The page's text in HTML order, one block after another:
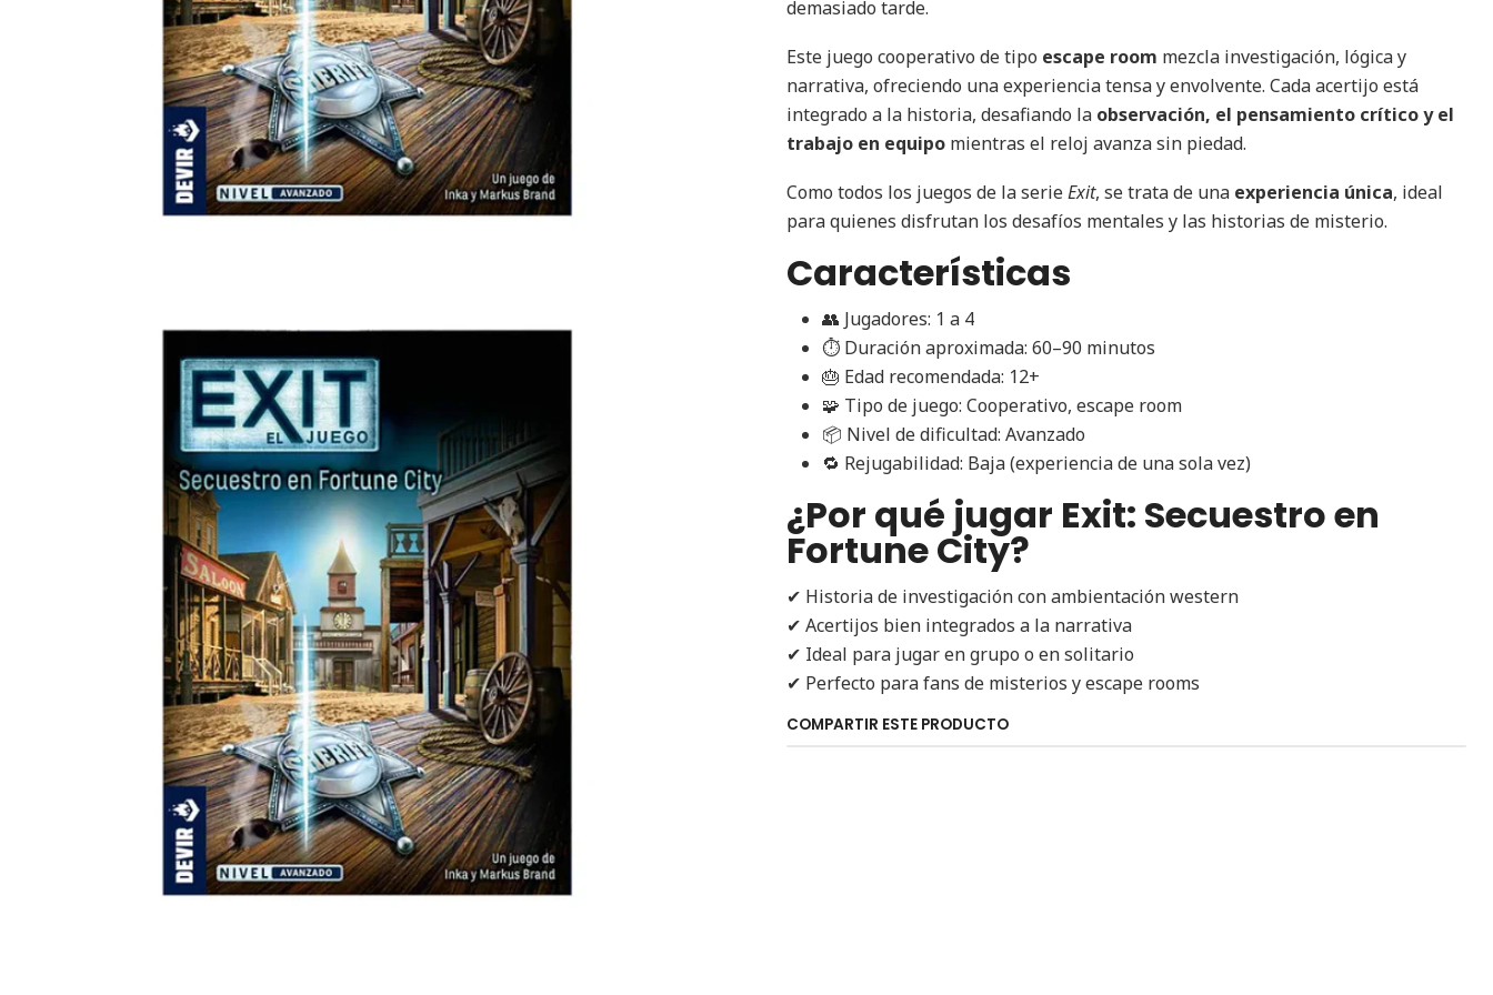
demasiado tarde.
Este juego cooperativo de tipo escape room mezcla investigación, lógica y
narrativa, ofreciendo una experiencia tensa y envolvente. Cada acertijo está
integrado a la historia, desafiando la observación, el pensamiento crítico y el
trabajo en equipo mientras el reloj avanza sin piedad.
Como todos los juegos de la serieExit, se trata de una experiencia única, ideal
para quienes disfrutan los desafíos mentales y las historias de misterio.
Características
👥 Jugadores: 1 a 4
⏱ Duración aproximada: 60–90 minutos
🎂 Edad recomendada: 12+
🧩 Tipo de juego: Cooperativo, escape room
📦 Nivel de dificultad: Avanzado
🔁 Rejugabilidad: Baja (experiencia de una sola vez)
¿Por qué jugar Exit: Secuestro en
Fortune City?
✔ Historia de investigación con ambientación western
✔ Acertijos bien integrados a la narrativa
✔ Ideal para jugar en grupo o en solitario
✔ Perfecto para fans de misterios y escape rooms
COMPARTIR ESTE PRODUCTO